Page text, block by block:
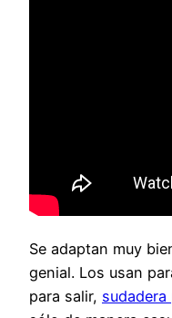
Se adaptan muy
genial. Los usan
para salir,